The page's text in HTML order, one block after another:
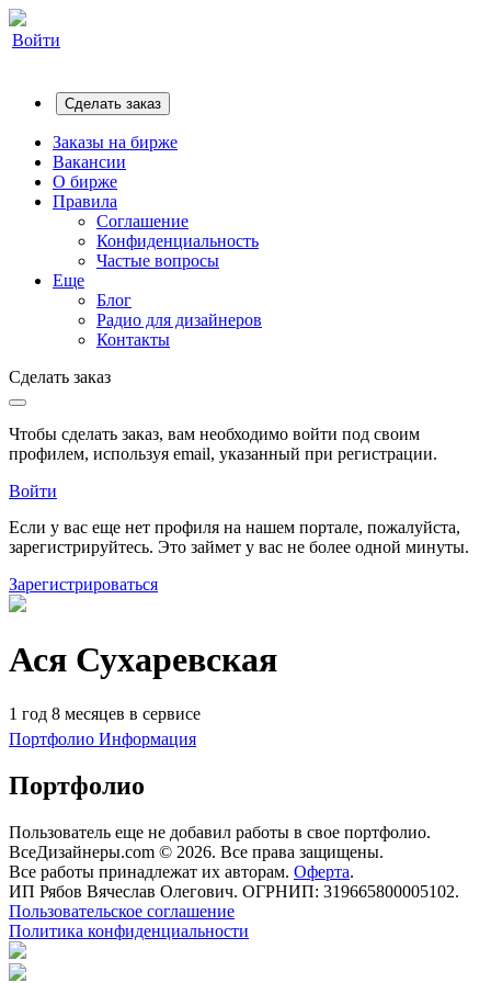
Войти
Сделать заказ
Заказы на бирже
Вакансии
О бирже
Правила
Соглашение
Конфиденциальность
Частые вопросы
Еще
Блог
Радио для дизайнеров
Контакты
Сделать заказ
Чтобы сделать заказ, вам необходимо войти под своим
профилем, используя email, указанный при регистрации.
Войти
Если у вас еще нет профиля на нашем портале, пожалуйста,
зарегистрируйтесь. Это займет у вас не более одной минуты.
Зарегистрироваться
Ася Сухаревская
1 год 8 месяцев в сервисе
Портфолио Информация
Портфолио
Пользователь еще не добавил работы в свое портфолио.
ВсеДизайнеры.com © 2026. Все права защищены.
Все работы принадлежат их авторам. Оферта.
ИП Рябов Вячеслав Олегович. ОГРНИП: 319665800005102.
Пользовательское соглашение
Политика конфиденциальности